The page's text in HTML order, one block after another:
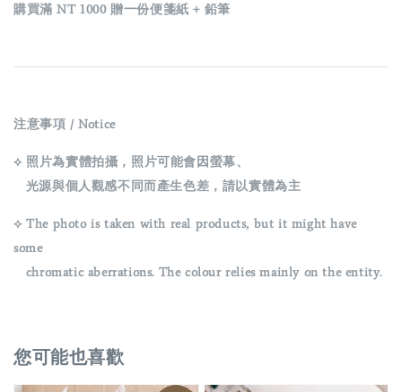
購買滿 NT 1000 贈一份便箋紙 + 鉛筆
注意事項 / Notice
⟡ 照片為實體拍攝，照片可能會因螢幕、
光源與個人觀感不同而產生色差，請以實體為主
⟡ The photo is taken with real products, but it might have
some
chromatic aberrations. The colour relies mainly on the entity.
您可能也喜歡